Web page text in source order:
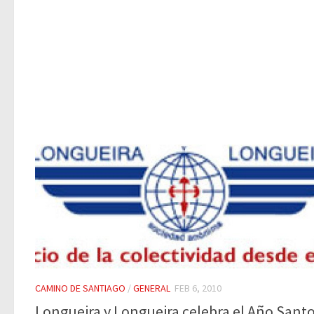
CAMINO DE SANTIAGO /GENERAL FEB 6, 2010